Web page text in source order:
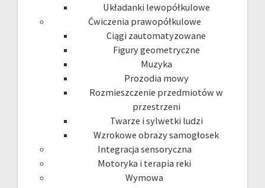
Układanki lewopółkulowe
Ćwiczenia prawopółkulowe
Ciągi zautomatyzowane
Figury geometryczne
Muzyka
Prozodia mowy
Rozmieszczenie przedmiotów w
przestrzeni
Twarze i sylwetki ludzi
Wzrokowe obrazy samogłosek
Integracja sensoryczna
Motoryka i terapia reki
Wymowa